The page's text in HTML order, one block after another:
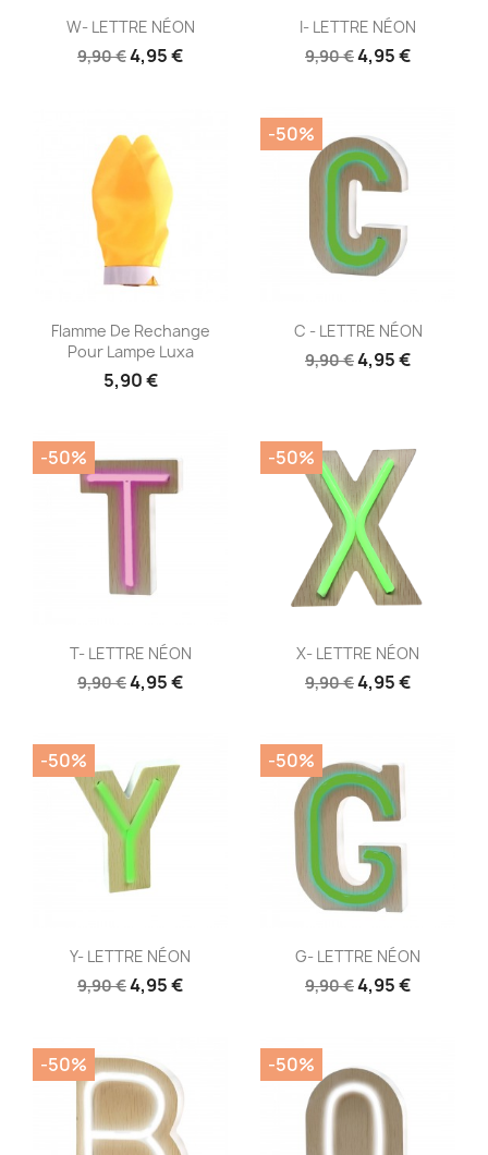
Aperçu rapide
W- LETTRE NÉON
9,90 €4,95 €
Aperçu rapide
I- LETTRE NÉON
9,90 €4,95 €
Aperçu rapide
Flamme De Rechange
Pour Lampe Luxa
5,90 €
 Aperçu rapide
C - LETTRE NÉON
9,90 €4,95 €
-50%
 Aperçu rapide
T- LETTRE NÉON
9,90 €4,95 €
-50%
 Aperçu rapide
X- LETTRE NÉON
9,90 €4,95 €
-50%
Aperçu rapide
Y- LETTRE NÉON
9,90 €4,95 €
-50%
Aperçu rapide
G- LETTRE NÉON
9,90 €4,95 €
-50%
-50% -50%